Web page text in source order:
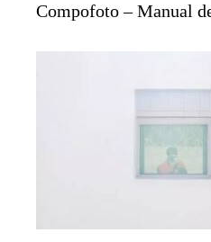
Compofoto – Manual